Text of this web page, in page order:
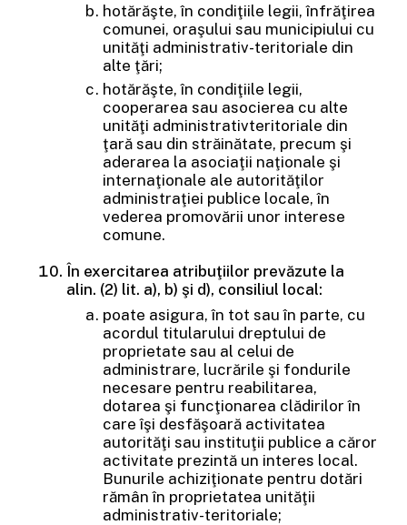
hotărăşte, în condiţiile legii, înfrăţirea
comunei, oraşului sau municipiului cu
unităţi administrativ-teritoriale din
alte ţări;
hotărăşte, în condiţiile legii,
cooperarea sau asocierea cu alte
unităţi administrativteritoriale din
ţară sau din străinătate, precum şi
aderarea la asociaţii naţionale şi
internaţionale ale autorităţilor
administraţiei publice locale, în
vederea promovării unor interese
comune.
În exercitarea atribuţiilor prevăzute la
alin. (2) lit. a), b) şi d), consiliul local:
poate asigura, în tot sau în parte, cu
acordul titularului dreptului de
proprietate sau al celui de
administrare, lucrările şi fondurile
necesare pentru reabilitarea,
dotarea şi funcţionarea clădirilor în
care îşi desfăşoară activitatea
autorităţi sau instituţii publice a căror
activitate prezintă un interes local.
Bunurile achiziţionate pentru dotări
rămân în proprietatea unităţii
administrativ-teritoriale;